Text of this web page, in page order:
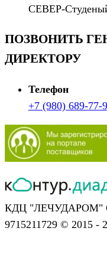
СЕВЕР-
ПОЗВОНИТЬ
ДИРЕКТОРУ
Телефон
+7 (980) 689-77-
КДЦ "ЛЕЧУДАРОМ"
9715211729 © 2015 -